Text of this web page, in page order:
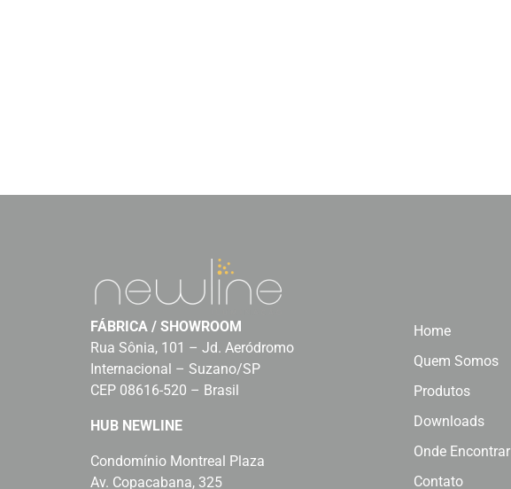
FÁBRICA / SHOWROOM
Rua Sônia, 101 – Jd. Aeródromo
Internacional – Suzano/SP
CEP 08616-520 – Brasil
HUB NEWLINE
Condomínio Montreal Plaza
Av. Copacabana, 325
Home
Quem Somos
Produtos
Downloads
Onde Encontrar
Contato